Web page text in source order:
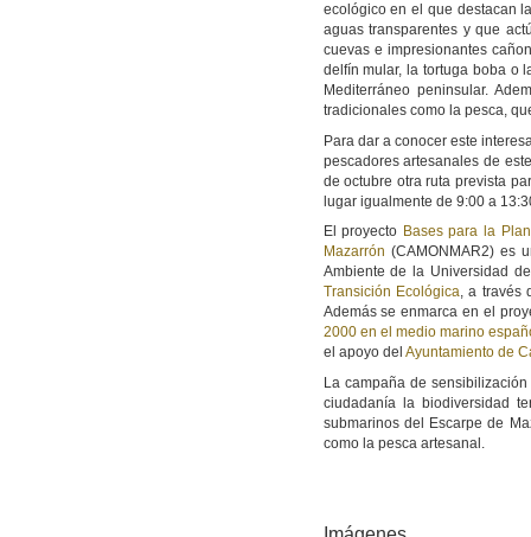
ecológico en el que destacan
aguas transparentes y que
cuevas e impresionantes
delfín mular, la tortuga boba o
Mediterráneo peninsular.
tradicionales como la pesca,
Para dar a conocer este
pescadores artesanales de
de octubre otra ruta prevista
lugar igualmente de 9:00 a
El proyecto Bases para la
Mazarrón (CAMONMAR2) es
Ambiente de la Universidad
Transición Ecológica, a través
Además se enmarca en el
2000 en el medio marino
el apoyo del Ayuntamiento de
La campaña de
ciudadanía la biodiversidad
submarinos del Escarpe de
como la pesca artesanal.